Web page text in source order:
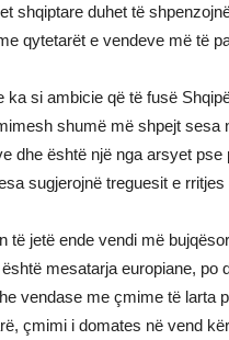
shqiptare duhet të
qytetarët e vendeve më të
ka si ambicie që të fusë
shumë më shpejt
dhe është një nga arsyet
sugjerojnë treguesit e
të jetë ende vendi më
mesatarja europiane,
vendase me çmime të
çmimi i domates në vend